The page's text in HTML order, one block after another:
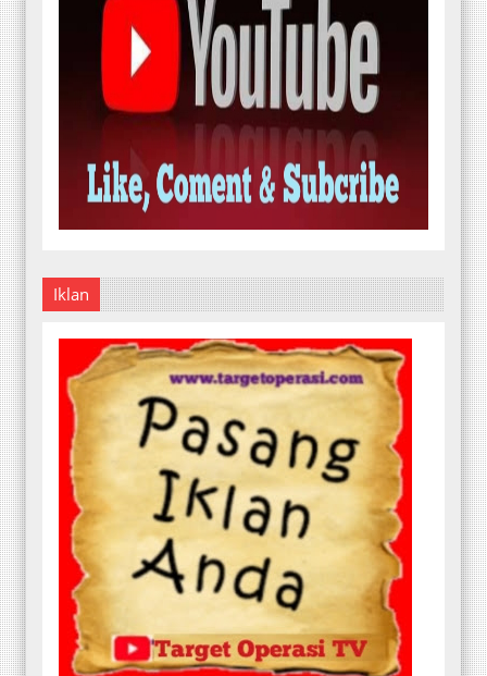
Iklan